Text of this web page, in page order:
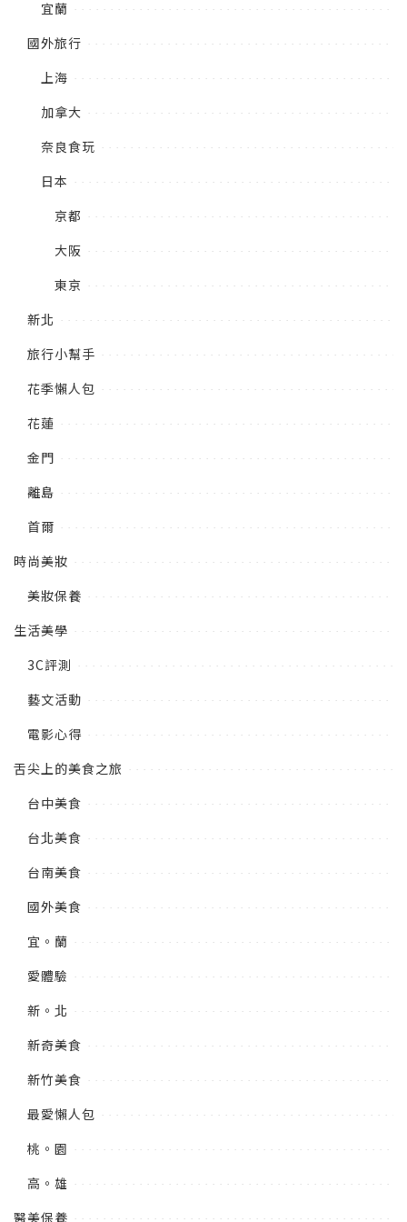
宜蘭
國外旅行
上海
加拿大
奈良食玩
日本
京都
大阪
東京
新北
旅行小幫手
花季懶人包
花蓮
金門
離島
首爾
時尚美妝
美妝保養
生活美學
3C評測
藝文活動
電影心得
舌尖上的美食之旅
台中美食
台北美食
台南美食
國外美食
宜。蘭
愛體驗
新。北
新奇美食
新竹美食
最愛懶人包
桃。園
高。雄
醫美保養